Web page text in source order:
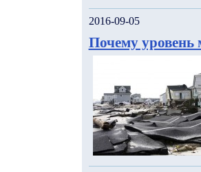
2016-09-05
Почему уровень